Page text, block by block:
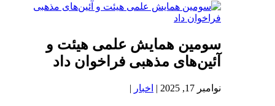
سومین همایش علمی هیئت و
آئین‌های مذهبی فراخوان داد
نوامبر 17, 2025 | اخبار |